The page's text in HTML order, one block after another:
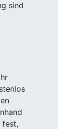
sind
fest,